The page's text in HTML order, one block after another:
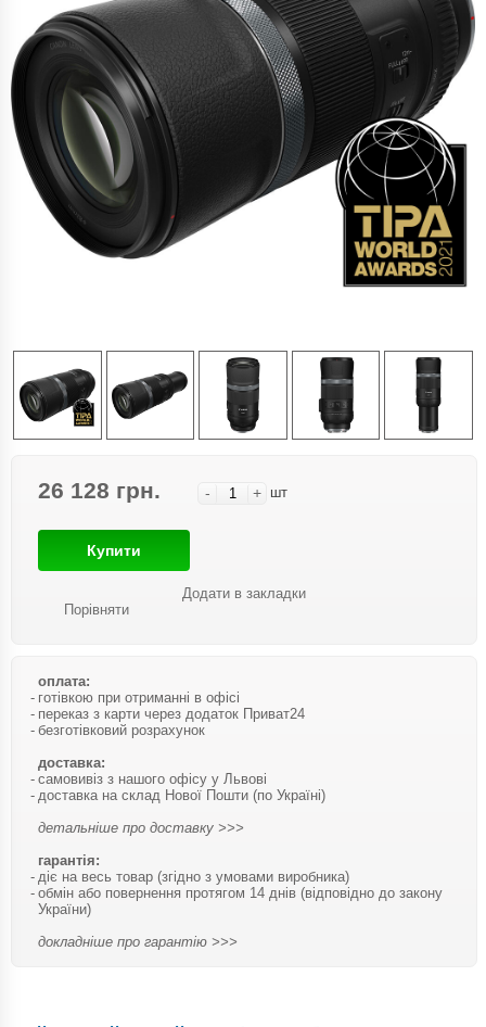
26 128 грн. - + шт
Купити
Порівняти
Додати в закладки
оплата:
готівкою при отриманні в офісі
переказ з карти через додаток Приват24
безготівковий розрахунок
доставка:
самовивіз з нашого офісу у Львові
доставка на склад Нової Пошти (по Україні)
детальніше про доставку >>>
гарантія:
діє на весь товар (згідно з умовами виробника)
обмін або повернення протягом 14 днів (відповідно до закону
України)
докладніше про гарантію >>>